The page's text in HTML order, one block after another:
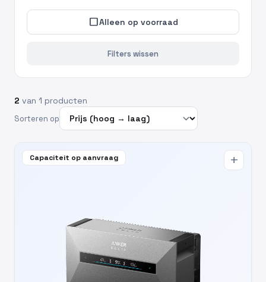
check_box_outline_blankAlleen op voorraad
Filters wissen
2 van 1 producten
Sorteren op
Capaciteit op aanvraag add